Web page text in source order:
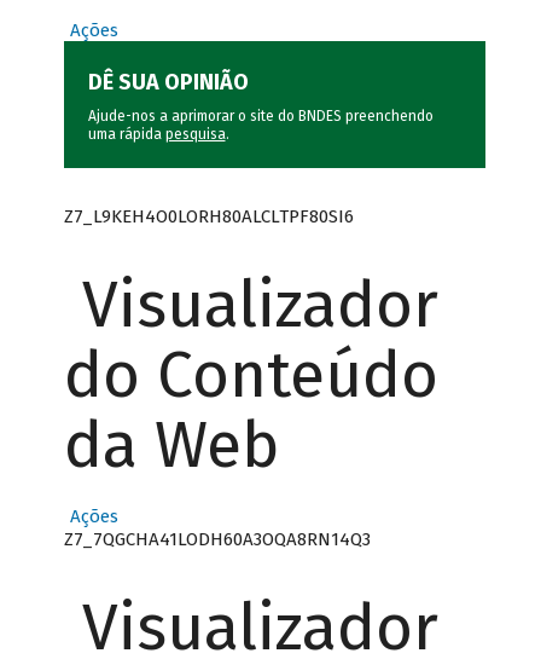
Ações
DÊ SUA OPINIÃO
Ajude-nos a aprimorar o site do BNDES preenchendo
uma rápida pesquisa.
Z7_L9KEH4O0LORH80ALCLTPF80SI6
Visualizador
do Conteúdo
da Web
Ações
Z7_7QGCHA41LODH60A3OQA8RN14Q3
Visualizador